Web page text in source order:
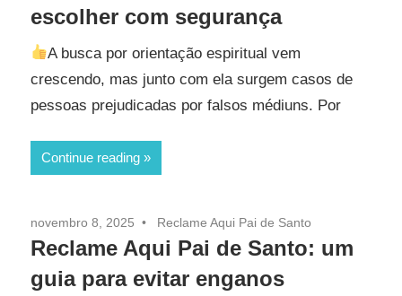
escolher com segurança
A busca por orientação espiritual vem
crescendo, mas junto com ela surgem casos de
pessoas prejudicadas por falsos médiuns. Por
Continue reading
novembro 8, 2025 Reclame Aqui Pai de Santo
Reclame Aqui Pai de Santo: um
guia para evitar enganos